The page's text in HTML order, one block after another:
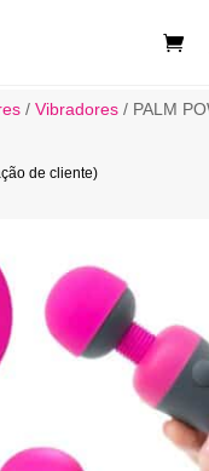
/ Vibradores/ PALM
de cliente)